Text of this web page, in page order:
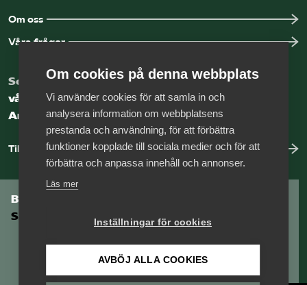
Om oss
Våra frågor
Som medlem har du tillgång till
vår digitala kunskapsbank
Arbetsgivarguiden
Till Arbetsgivarguiden
Bli medlem i
Säkerhetsföretagen
Om cookies på denna webbplats
Vi använder cookies för att samla in och
analysera information om webbplatsens
prestanda och användning, för att förbättra
funktioner kopplade till sociala medier och för att
förbättra och anpassa innehåll och annonser.
Läs mer
Inställningar för cookies
AVBÖJ ALLA COOKIES